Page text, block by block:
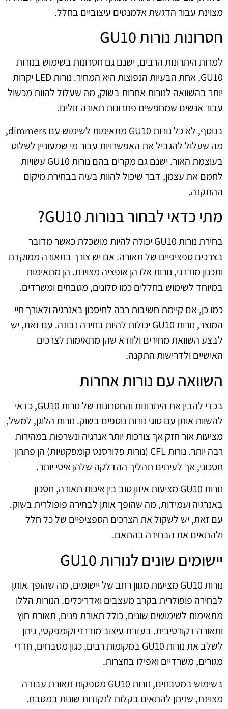
מצוינת עבור הדגשת אלמנטים עיצוביים בחלל.
חסרונות נורות GU10
למרות היתרונות הרבים, ישנם גם חסרונות בשימוש בנורות
GU10. אחת הבעיות הנפוצות היא המחיר. נורות LED יקרות
יותר בהשוואה לנורות אחרות בשוק, מה שעלול להוות מכשול
עבור אנשים שמחפשים פתרונות תאורה זולים.
בנוסף, לא כל נורות GU10 מתאימות לשימוש עם dimmers,
מה שעלול להגביל את האפשרויות עבור מי שמעוניין לשלוט
בעוצמת האור. ישנם גם מקרים בהם נורות GU10 עשויות
לחמם את עצמן, דבר שיכול להוות בעיה בבחירת מיקום
ההתקנה.
מתי כדאי לבחור בנורות GU10?
בחירת נורות GU10 יכולה להיות מושכלת כאשר מדובר
בצרכים ספציפיים של תאורה. אם יש צורך בתאורה ממוקדת
ותכנון מודרני, נורות אלו הן אופציה מצוינת. הן מתאימות
במיוחד לשימוש בחללים כמו סלונים, מטבחים ומשרדים.
כמו כן, אם קיימת חשיבות רבה לחיסכון באנרגיה ולאורך חיי
המוצר, נורות GU10 יכולות להיות בחירה נבונה. עם זאת, יש
לבצע השוואת מחירים ולוודא שהן מתאימות לצרכים
האישיים ולדרישות התקנה.
השוואה עם נורות אחרות
בכדי להבין את היתרונות והחסרונות של נורות GU10, כדאי
להשוות אותן עם סוגי נורות נוספים בשוק. נורות הלוגן, למשל,
מציעות אור חזק אך צורכות יותר אנרגיה ונשרפות במהירות
רבה יותר. נורות CFL (נורות פלורסנט קומפקטיות) הן פתרון
חסכוני, אך לעיתים תהליך ההדלקה שלהן איטי יותר.
נורות GU10 מציעות איזון טוב בין איכות תאורה, חסכון
באנרגיה ועמידות, מה שהופך אותן לבחירה פופולרית בשוק.
עם זאת, יש לשקול את הצרכים הספציפיים של כל חלל
ולהתאים את הבחירה בהתאם.
יישומים שונים לנורות GU10
נורות GU10 מציעות מגוון רחב של יישומים, מה שהופך אותן
לבחירה פופולרית בקרב מעצבים ואדריכלים. הנורות הללו
מתאימות לשימושים שונים, כולל תאורת פנים, תאורת חוץ
ותאורה דקורטיבית. בעזרת עיצוב מודרני וקומפקטי, ניתן
לשלב את נורות GU10 במקומות רבים, כגון מטבחים, חדרי
מגורים, משרדיים ואפילו בחצרות.
בשימוש במטבחים, נורות GU10 מספקות תאורת עבודה
מצוינת, שניתן להתאים בקלות לנקודות שונות במטבח.